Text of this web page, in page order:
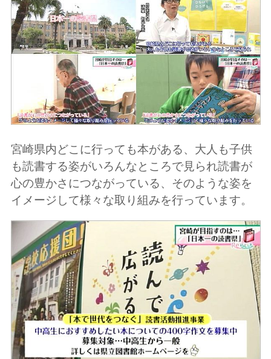
宮崎県内どこに行っても本がある、大人も子供
も読書する姿がいろんなところで見られ読書が
心の豊かさにつながっている、そのような姿を
イメージして様々な取り組みを行っています。